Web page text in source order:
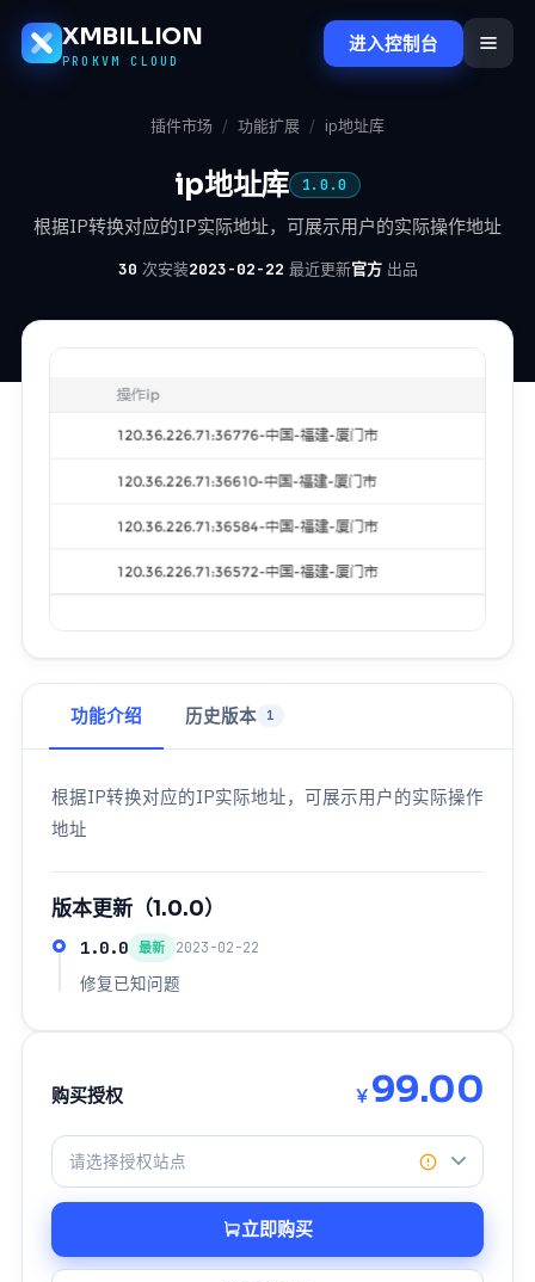
XMBILLION
PROKVM CLOUD
进入控制台
插件市场 / 功能扩展 / ip地址库
ip地址库 1.0.0
根据IP转换对应的IP实际地址，可展示用户的实际操作地址
30 次安装2023-02-22 最近更新官方 出品
功能介绍 历史版本 1
根据IP转换对应的IP实际地址，可展示用户的实际操作
地址
版本更新（1.0.0）
1.0.0 最新 2023-02-22
修复已知问题
购买授权 ￥ 99.00
请选择授权站点
立即购买